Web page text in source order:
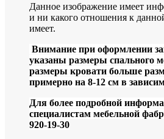
Данное изображение имеет
и ни какого отношения к
имеет.
Внимание при оформлении
указаны размеры спального
размеры кровати больше
примерно на 8-12 см в
Для более подробной
специалистам мебельной
920-19-30